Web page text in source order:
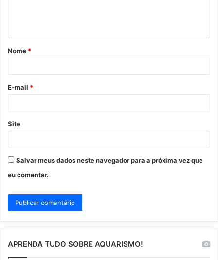
á
r
*
Nome *
E-mail *
Site
Salvar meus dados neste navegador para a próxima vez que
eu comentar.
APRENDA TUDO SOBRE AQUARISMO!